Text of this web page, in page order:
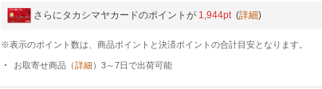
さらにタカシマヤカードのポイントが 1,944pt (詳細)
※表示のポイント数は、商品ポイントと決済ポイントの合計目安となります。
お取寄せ商品 （詳細） 3～7日で出荷可能